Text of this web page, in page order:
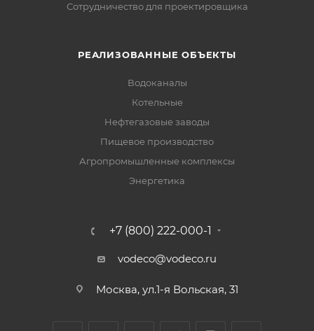
Сотрудничество для проектировщика
РЕАЛИЗОВАННЫЕ ОБЪЕКТЫ
Водоканалы
Котельные
Нефтегазовые заводы
Пищевое производство
Агропромышленные комплексы
Энергетика
+7 (800) 222-000-1
vodeco@vodeco.ru
Москва, ул.1-я Вольская, 31